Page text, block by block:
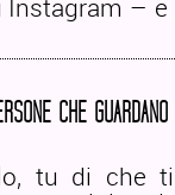
– e
CHE
tu di che